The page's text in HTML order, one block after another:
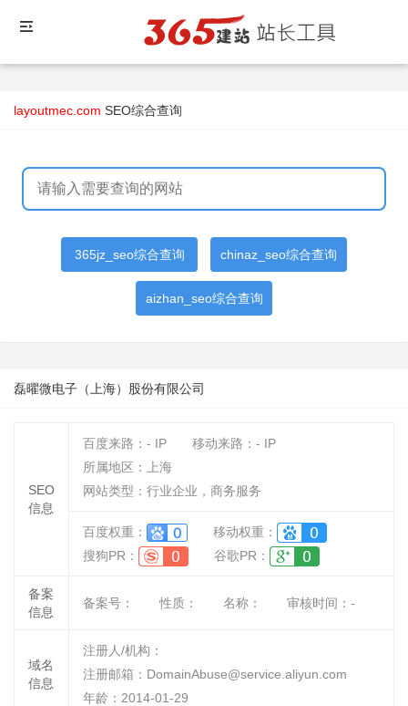
layoutmec.com SEO综合查询
365jz_seo综合查询 chinaz_seo综合查询
aizhan_seo综合查询
磊曜微电子（上海）股份有限公司
SEO
信息
百度来路： - IP 移动来路： - IP
所属地区：上海
网站类型：行业企业，商务服务
百度权重：
移动权重：
搜狗PR：
谷歌PR：
备案
信息
备案号： 性质： 名称： 审核时间： -
域名
信息
注册人/机构：
注册邮箱：DomainAbuse@service.aliyun.com
年龄：2014-01-29